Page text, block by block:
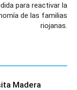
para reactivar la
de las familias
riojanas.
Madera